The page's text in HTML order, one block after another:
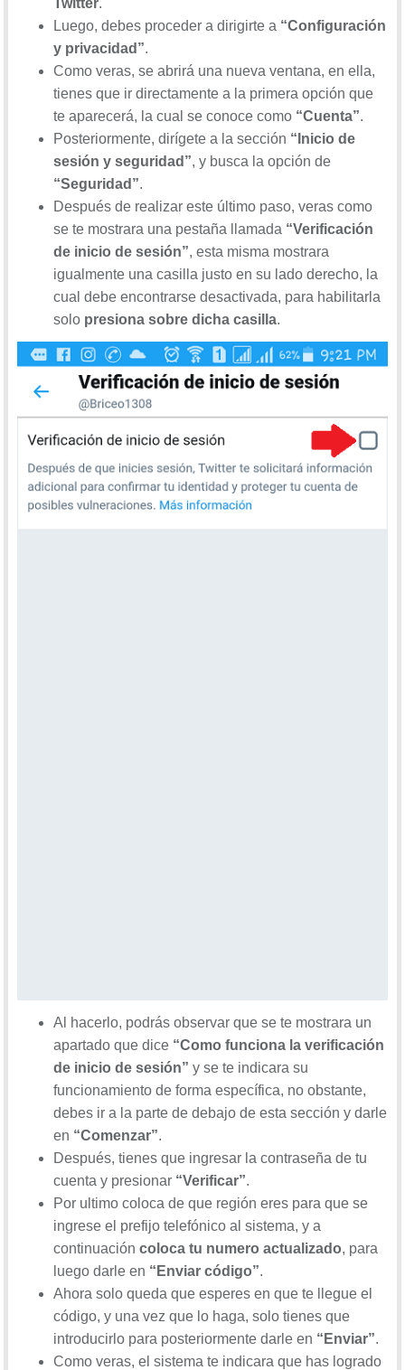
Luego, debes proceder a dirigirte a “Configuración
y privacidad”.
Como veras, se abrirá una nueva ventana, en ella,
tienes que ir directamente a la primera opción que
te aparecerá, la cual se conoce como “Cuenta”.
Posteriormente, dirígete a la sección “Inicio de
sesión y seguridad”, y busca la opción de
“Seguridad”.
Después de realizar este último paso, veras como
se te mostrara una pestaña llamada “Verificación
de inicio de sesión”, esta misma mostrara
igualmente una casilla justo en su lado derecho, la
cual debe encontrarse desactivada, para habilitarla
solo presiona sobre dicha casilla.
Al hacerlo, podrás observar que se te mostrara un
apartado que dice “Como funciona la verificación
de inicio de sesión” y se te indicara su
funcionamiento de forma específica, no obstante,
debes ir a la parte de debajo de esta sección y darle
en “Comenzar”.
Después, tienes que ingresar la contraseña de tu
cuenta y presionar “Verificar”.
Por ultimo coloca de que región eres para que se
ingrese el prefijo telefónico al sistema, y a
continuación coloca tu numero actualizado, para
luego darle en “Enviar código”.
Ahora solo queda que esperes en que te llegue el
código, y una vez que lo haga, solo tienes que
introducirlo para posteriormente darle en “Enviar”.
Como veras, el sistema te indicara que has logrado